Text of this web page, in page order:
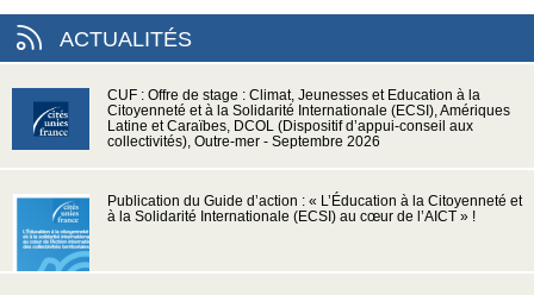
ACTUALITÉS
CUF : Offre de stage : Climat, Jeunesses et Education à la
Citoyenneté et à la Solidarité Internationale (ECSI), Amériques
Latine et Caraïbes, DCOL (Dispositif d’appui-conseil aux
collectivités), Outre-mer - Septembre 2026
Publication du Guide d’action : « L’Éducation à la Citoyenneté et
à la Solidarité Internationale (ECSI) au cœur de l’AICT » !